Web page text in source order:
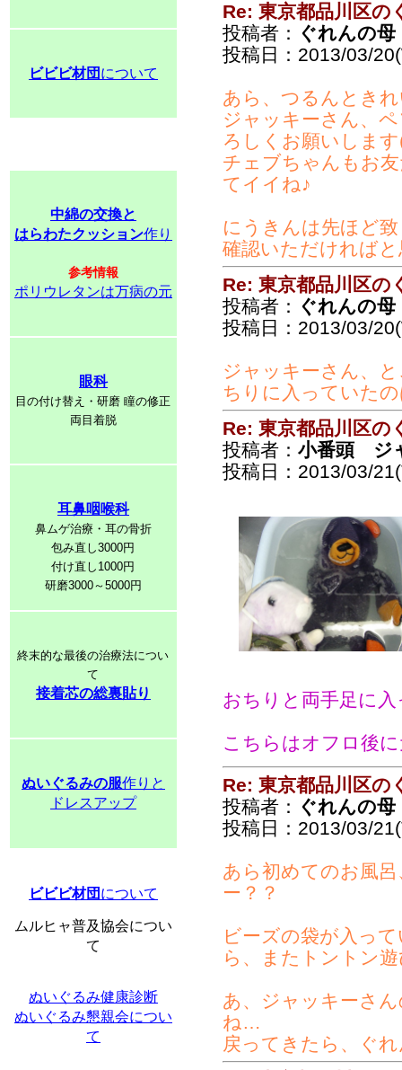
ビビビ材団 について
中綿の交換と
はらわたクッション作り
参考情報
ポリウレタンは万病の元
眼科
目の付け替え・研磨 瞳の修正
両目着脱
耳鼻咽喉科
鼻ムゲ治療・耳の骨折
包み直し3000円
付け直し1000円
研磨3000～5000円
終末的な最後の治療法につい
て
接着芯の総裏貼り
ぬいぐるみの服作りと
ドレスアップ
ビビビ材団 について
ムルヒャ普及協会につい
て
ぬいぐるみ健康診断
ぬいぐるみ懇親会につい
て
Re: 東京都品川区の
投稿者：
ぐれんの母
投稿日：2013/03/
あら、つるんとき
ジャッキーさん、
ろしくお願いします
チェブちゃんもお
てイイね♪
にうきんは先ほど
確認いただければ
Re: 東京都品川区の
投稿者：
ぐれんの母
投稿日：2013/03/
ジャッキーさん、
ちりに入っていた
Re: 東京都品川区の
投稿者： 小番頭 ジ
投稿日：2013/03/
おちりと両手足に
こちらはオフロ後
Re: 東京都品川区の
投稿者：
ぐれんの母
投稿日：2013/03/
あら初めてのお風
ー？？
ビーズの袋が入っ
ら、またトントン
あ、ジャッキーさ
ね…
戻ってきたら、ぐ